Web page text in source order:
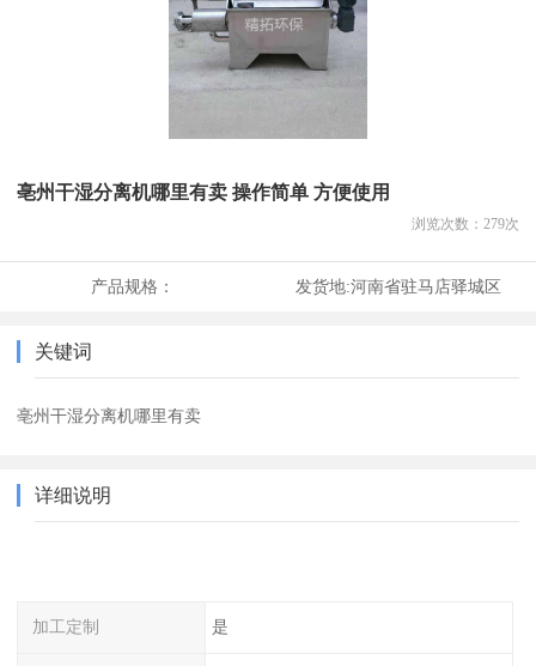
亳州干湿分离机哪里有卖 操作简单 方便使用
浏览次数： 279次
产品规格： 发货地:河南省驻马店驿城区
关键词
亳州干湿分离机哪里有卖
详细说明
加工定制 是